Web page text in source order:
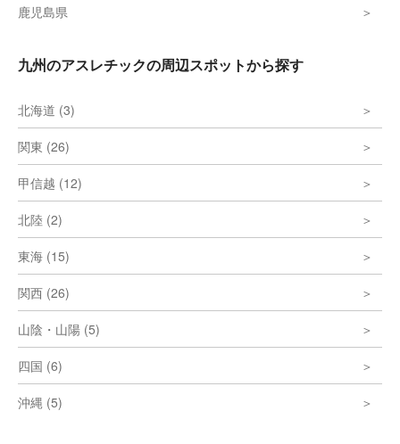
鹿児島県
九州のアスレチックの周辺スポットから探す
北海道 (3)
関東 (26)
甲信越 (12)
北陸 (2)
東海 (15)
関西 (26)
山陰・山陽 (5)
四国 (6)
沖縄 (5)